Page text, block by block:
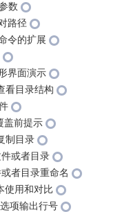
数
路径
令的扩展
界面演示
看目录结构
盖前提示
制目录
或者目录
者目录重命名
使用和对比
项输出行号